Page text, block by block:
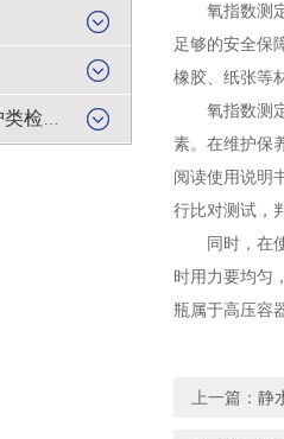
氧指数测定
足够的安全保
橡胶、纸张等
氧指数测定
素。在维护保
阅读使用说明
行比对测试，
同时，在使
时用力要均匀
瓶属于高压容
上一篇： 静